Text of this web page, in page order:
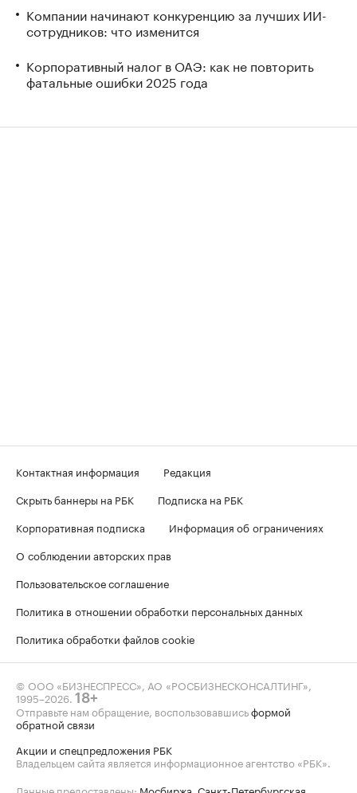
Компании начинают конкуренцию за лучших ИИ-
сотрудников: что изменится
Корпоративный налог в ОАЭ: как не повторить
фатальные ошибки 2025 года
Контактная информация
Редакция
Скрыть баннеры на РБК
Подписка на РБК
Корпоративная подписка
Информация об ограничениях
О соблюдении авторских прав
Пользовательское соглашение
Политика в отношении обработки персональных данных
Политика обработки файлов cookie
© ООО «БИЗНЕСПРЕСС», АО «РОСБИЗНЕСКОНСАЛТИНГ»,
1995–2026 18+
Отправьте нам обращение, воспользовавшисьформой
обратной связи
Акции и спецпредложения РБК
Владельцем сайта является информационное агентство «РБК».
Данные предоставлены: Мосбиржа Санкт-Петербургская